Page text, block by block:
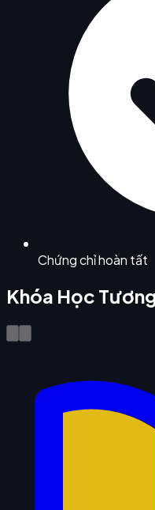
Chứng chỉ hoàn tất
Khóa Học